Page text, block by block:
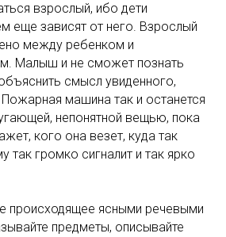
взрослый, ибо дети
еще зависят от него. Взрослый
между ребенком и
Малыш и не сможет познать
смысл увиденного,
машина так и останется
непонятной вещью, пока
кого она везет, куда так
так громко сигналит и так ярко
происходящее ясными речевыми
предметы, описывайте